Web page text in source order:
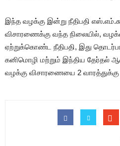
இந்த வழக்கு இன்று நீதிபதி
விசாரணைக்கு வந்த நிலையில்,
ஏற்றுக்கொண்ட நீதிபதி, இது
கனிமொழி மற்றும் இந்திய தேர்தல்
வழக்கு விசாரணையை 2